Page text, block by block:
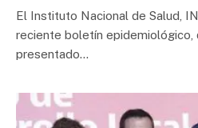
El Instituto Nacional de Salud,
reciente boletín epidemiológico,
presentado…